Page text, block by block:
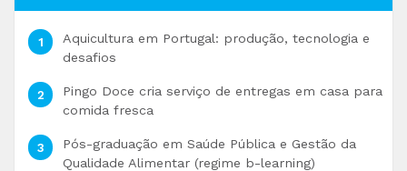
Aquicultura em Portugal: produção, tecnologia e
desafios
Pingo Doce cria serviço de entregas em casa para
comida fresca
Pós-graduação em Saúde Pública e Gestão da
Qualidade Alimentar (regime b-learning)